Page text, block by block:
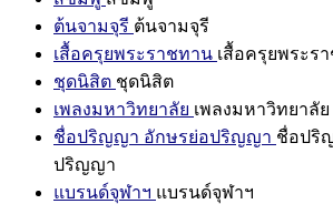
ต้นจามจุรี ต้นจามจุรี
เสื้อครุยพระราชทาน เสื้อครุยพระร
ชุดนิสิต ชุดนิสิต
เพลงมหาวิทยาลัย เพลงมหาวิทยาลัย
ชื่อปริญญา อักษรย่อปริญญา ชื่อปริ
ปริญญา
แบรนด์จุฬาฯ แบรนด์จุฬาฯ